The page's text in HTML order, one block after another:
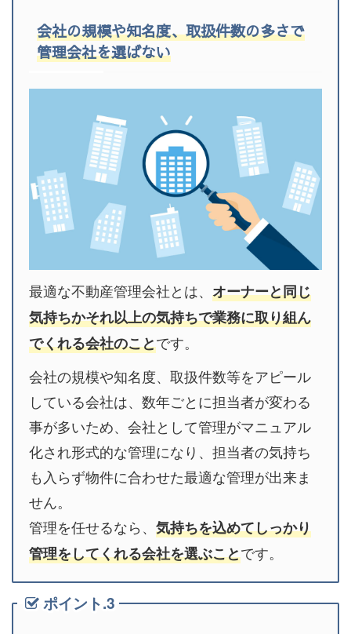
会社の規模や知名度、取扱件数の多さで
管理会社を選ばない
最適な不動産管理会社とは、 オーナーと同じ
気持ちかそれ以上の気持ちで業務に取り組ん
でくれる会社のことです。
会社の規模や知名度、取扱件数等をアピール
している会社は、数年ごとに担当者が変わる
事が多いため、会社として管理がマニュアル
化され形式的な管理になり、担当者の気持ち
も入らず物件に合わせた最適な管理が出来ま
せん。
管理を任せるなら、 気持ちを込めてしっかり
管理をしてくれる会社を選ぶことです。
ポイント.3